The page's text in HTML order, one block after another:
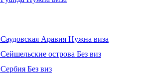
Саудовская Аравия Нужна виза
Сейшельские острова Без виз
Сербия Без виз